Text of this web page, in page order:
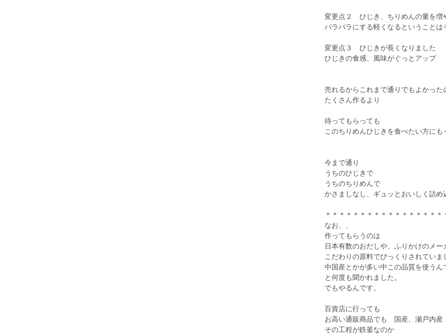
変更点２ ひじき、ちりめんの量を増
パラパラにする軽くなるということ
変更点３ ひじきが長くなりました
ひじきの食感、風味がぐっとアップ
売れるからこれまで通りでもよかった
たくさん作るより
待ってもらっても
このちりめんひじきを食べたい方に
今まで通り
うちのひじきで
うちのちりめんで
かさましなし、ギュッとおいしく詰め
＊＊＊＊＊＊＊＊＊＊＊＊＊＊＊＊＊
なお、、
作ってもらうのは
日本有数のおだしや、ふりかけのメー
こだわりの原料でびっくりされていま
中国産とかが多い中この品質を使うん
と何度も聞かれました。
でもやるんです。
百貨店に行っても
お高い通販商品でも 国産、瀬戸内産
その工程が鉄釜なのか